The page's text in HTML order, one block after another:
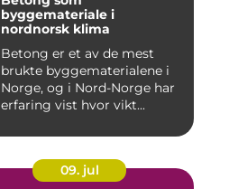
byggemateriale i
nordnorsk klima
Betong er et av de mest
brukte byggematerialene i
Norge, og i Nord-Norge har
erfaring vist hvor vikt...
09. jul